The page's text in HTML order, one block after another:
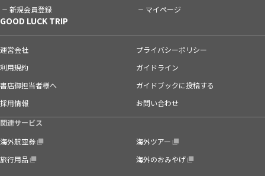
新規会員登録 マイページ
GOOD LUCK TRIP
運営会社
プライバシーポリシー
利用規約
ガイドライン
書店御担当者様へ
ガイドブックに投稿する
採用情報
お問い合わせ
関連サービス
海外航空券
海外ツアー
旅行用品
海外のおみやげ